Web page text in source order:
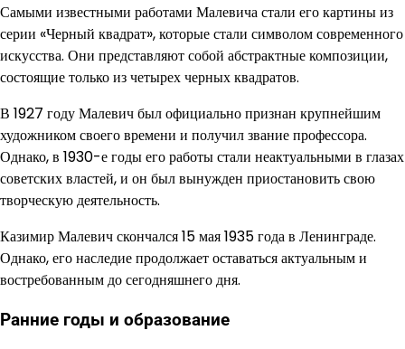
Самыми известными работами Малевича стали его картины из
серии «Черный квадрат», которые стали символом современного
искусства. Они представляют собой абстрактные композиции,
состоящие только из четырех черных квадратов.
В 1927 году Малевич был официально признан крупнейшим
художником своего времени и получил звание профессора.
Однако, в 1930-е годы его работы стали неактуальными в глазах
советских властей, и он был вынужден приостановить свою
творческую деятельность.
Казимир Малевич скончался 15 мая 1935 года в Ленинграде.
Однако, его наследие продолжает оставаться актуальным и
востребованным до сегодняшнего дня.
Ранние годы и образование